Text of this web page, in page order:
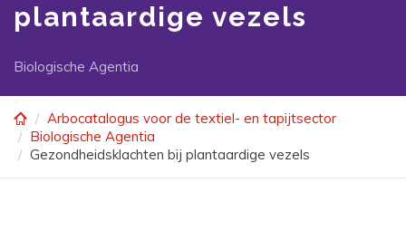
plantaardige vezels
Biologische Agentia
Arbocatalogus voor de textiel- en tapijtsector
Biologische Agentia
Gezondheidsklachten bij plantaardige vezels